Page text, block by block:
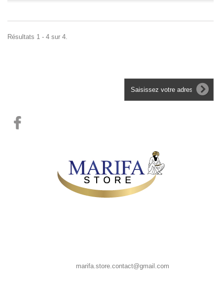
Résultats 1 - 4 sur 4.
marifa.store.contact@gmail.com